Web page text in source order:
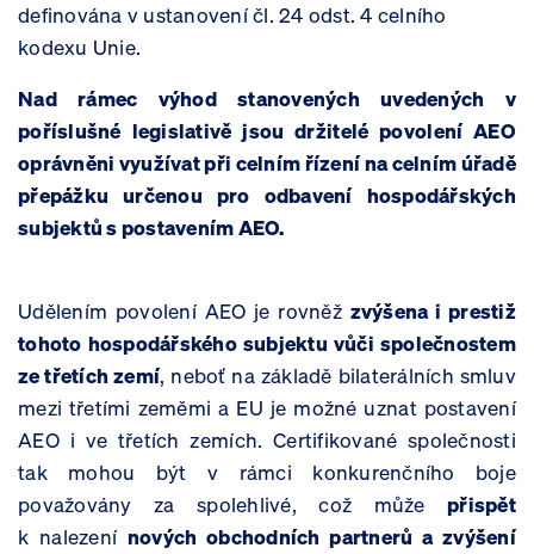
definována v ustanovení čl. 24 odst. 4 celního
kodexu Unie.
Nad rámec výhod stanovených uvedených v
poříslušné legislativě jsou držitelé povolení AEO
oprávněni využívat při celním řízení na celním úřadě
přepážku určenou pro odbavení hospodářských
subjektů s postavením AEO.
Udělením povolení AEO je rovněž zvýšena i prestiž
tohoto hospodářského subjektu vůči společnostem
ze třetích zemí, neboť na základě bilaterálních smluv
mezi třetími zeměmi a EU je možné uznat postavení
AEO i ve třetích zemích. Certifikované společnosti
tak mohou být v rámci konkurenčního boje
považovány za spolehlivé, což můžepřispět
k nalezení nových obchodních partnerů a zvýšení